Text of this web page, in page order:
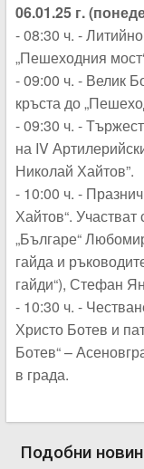
06.01.25 г.
- 08:30 ч. -
„Пешеходния
- 09:00 ч. - Велик
кръста до
- 09:30 ч. -
на IV
Николай Хайтов”.
- 10:00 ч. -
Хайтов“.
„Българе“
гайда и
гайди“), Стефан
- 10:30 ч. -
Христо Ботев и
Ботев“ –
в града.
Подобни